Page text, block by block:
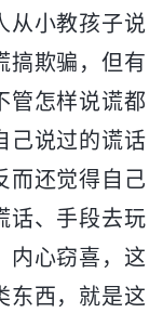
从小教孩子说
搞欺骗，但有
管怎样说谎都
己说过的谎话
而还觉得自己
话、手段去玩
内心窃喜，这
东西，就是这